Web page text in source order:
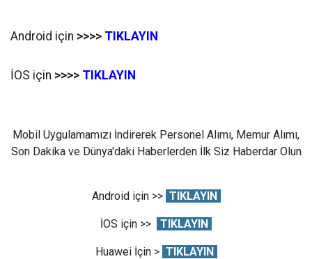
Android için >>>> TIKLAYIN
İOS için >>>> TIKLAYIN
Mobil Uygulamamızı İndirerek Personel Alımı, Memur Alımı,
Son Dakika ve Dünya'daki Haberlerden İlk Siz Haberdar Olun
Android için >> TIKLAYIN
İOS için >> TIKLAYIN
Huawei İçin > TIKLAYIN